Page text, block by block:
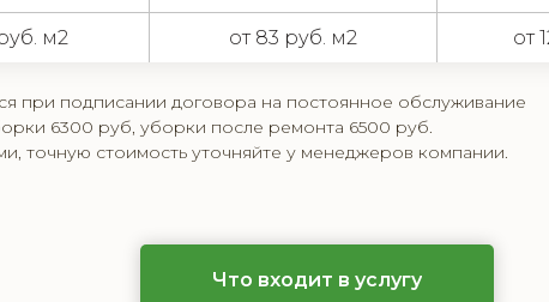
м2 от 83 руб. м2 от
при подписании договора на постоянное обслуживание
6300 руб, уборки после ремонта 6500 руб.
точную стоимость уточняйте у менеджеров компании.
Что входит в услугу